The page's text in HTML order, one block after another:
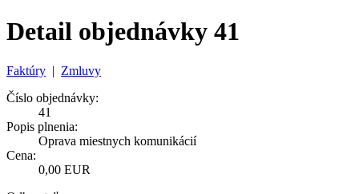
Detail objednávky 41
Faktúry | Zmluvy
Číslo objednávky:
41
Popis plnenia:
Oprava miestnych komunikácií
Cena:
0,00 EUR